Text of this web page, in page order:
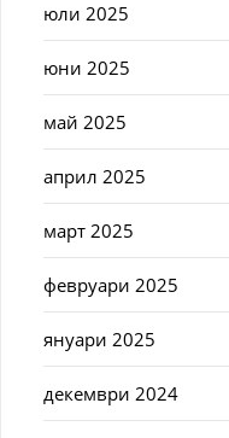
юли 2025
юни 2025
май 2025
април 2025
март 2025
февруари 2025
януари 2025
декември 2024